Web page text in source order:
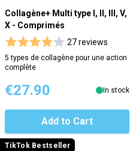
Collagène+ Multi type I, II, III, V,
X - Comprimés
27 reviews
5 types de collagène pour une action
complète
€27.90 In stock
Add to Cart
TikTok Bestseller